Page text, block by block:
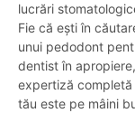
lucrări
Fie că ești în
unui pedodont
dentist în
expertiză
tău este pe mâini